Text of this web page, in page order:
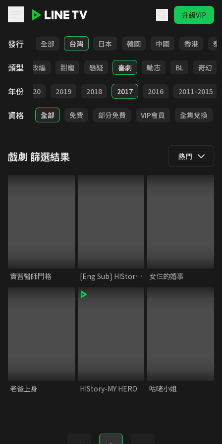
升級VIP
發行 全部 台灣 日本 韓國 中國 香港 泰
類型
都會 改編 甜寵 懸疑 喜劇 勵志 BL 奇幻
年份 2020 2019 2018 2017 2016 2011-2015
資格 全部 免費 部分免費 VIP會員 全集兌換
戲劇 篩選結果 熱門
實習醫師鬥格 [Eng Sub] HIStory1_MY HERO 女仨的婚事
老爸上身 HIStory-MY HERO 咕咾小姐